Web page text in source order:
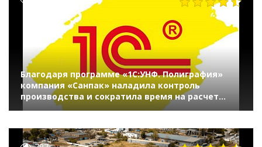
Благодаря программе «1С:УНФ. Полиграфия»
компания «Санпак» наладила контроль
производства и сократила время на расчет
заказов